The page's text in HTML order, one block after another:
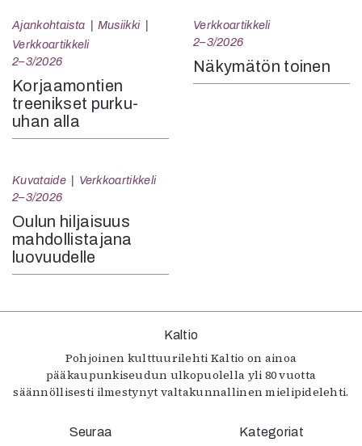
Ajankohtaista
Musiikki
Verkkoartikkeli
2–3/2026
Korjaamontien
treenikset purku-
uhan alla
Verkkoartikkeli
2–3/2026
Näkymätön toinen
Kuvataide
Verkkoartikkeli
2–3/2026
Oulun hiljaisuus
mahdollistajana
luovuudelle
Kaltio
Pohjoinen kulttuurilehti Kaltio on ainoa
pääkaupunkiseudun ulkopuolella yli 80 vuotta
säännöllisesti ilmestynyt valtakunnallinen mielipidelehti.
Seuraa Kategoriat